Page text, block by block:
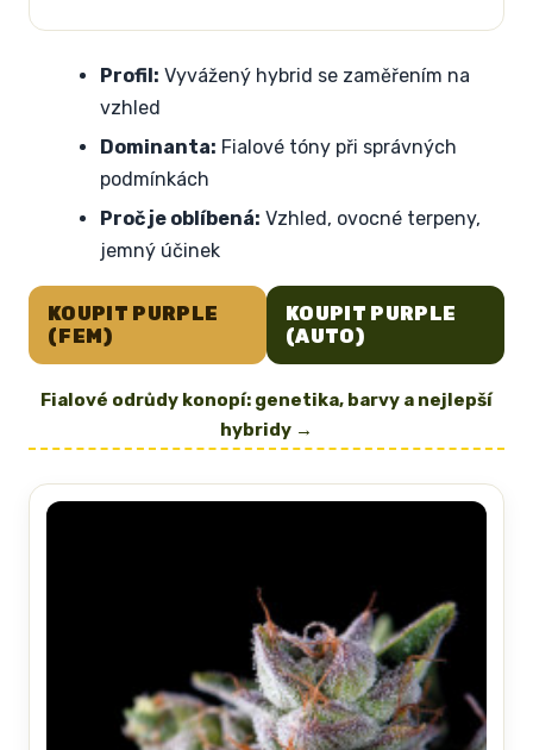
Profil: Vyvážený hybrid se zaměřením na
vzhled
Dominanta: Fialové tóny při správných
podmínkách
Proč je oblíbená: Vzhled, ovocné terpeny,
jemný účinek
KOUPIT PURPLE
(FEM)
KOUPIT PURPLE
(AUTO)
Fialové odrůdy konopí: genetika, barvy a nejlepší
hybridy →